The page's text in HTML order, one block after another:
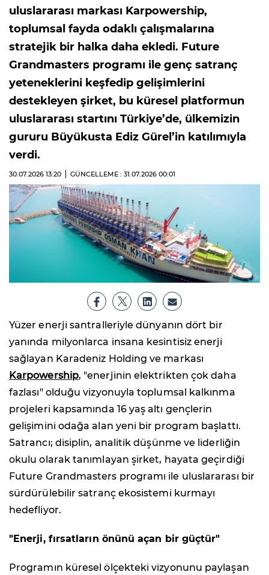
uluslararası markası Karpowership,
toplumsal fayda odaklı çalışmalarına
stratejik bir halka daha ekledi. Future
Grandmasters programı ile genç satranç
yeteneklerini keşfedip gelişimlerini
destekleyen şirket, bu küresel platformun
uluslararası startını Türkiye’de, ülkemizin
gururu Büyükusta Ediz Gürel’in katılımıyla
verdi.
30.07.2026 13:20 GÜNCELLEME : 31.07.2026 00:01
Yüzer enerji santralleriyle dünyanın dört bir
yanında milyonlarca insana kesintisiz enerji
sağlayan Karadeniz Holding ve markası
Karpowership, "enerjinin elektrikten çok daha
fazlası" olduğu vizyonuyla toplumsal kalkınma
projeleri kapsamında 16 yaş altı gençlerin
gelişimini odağa alan yeni bir program başlattı.
Satrancı; disiplin, analitik düşünme ve liderliğin
okulu olarak tanımlayan şirket, hayata geçirdiği
Future Grandmasters programı ile uluslararası bir
sürdürülebilir satranç ekosistemi kurmayı
hedefliyor.
"Enerji, fırsatların önünü açan bir güçtür"
Programın küresel ölçekteki vizyonunu paylaşan